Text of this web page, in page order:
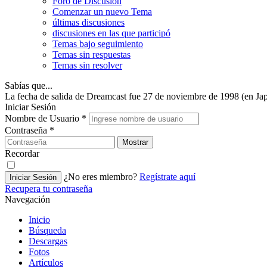
Comenzar un nuevo Tema
últimas discusiones
discusiones en las que participó
Temas bajo seguimiento
Temas sin respuestas
Temas sin resolver
Sabías que...
La fecha de salida de Dreamcast fue 27 de noviembre de 1998 (en
Iniciar Sesión
Nombre de Usuario *
Contraseña *
Mostrar
Recordar
Iniciar Sesión ¿No eres miembro? Regístrate aquí
Recupera tu contraseña
Navegación
Inicio
Búsqueda
Descargas
Fotos
Artículos